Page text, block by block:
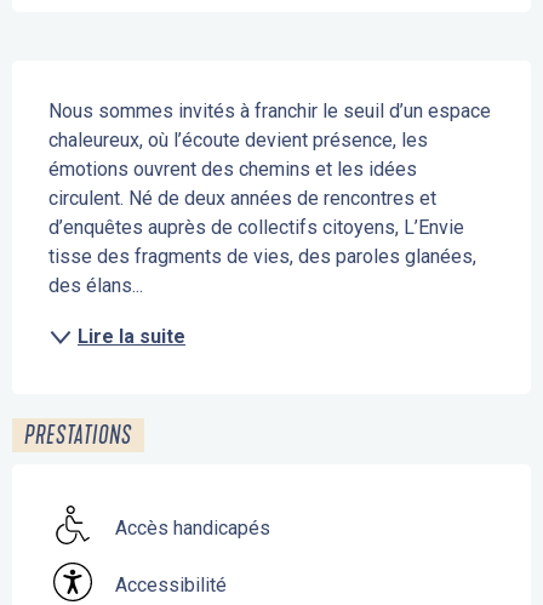
Nous sommes invités à franchir le seuil d’un espace
chaleureux, où l’écoute devient présence, les
émotions ouvrent des chemins et les idées
circulent. Né de deux années de rencontres et
d’enquêtes auprès de collectifs citoyens, L’Envie
tisse des fragments de vies, des paroles glanées,
des élans...
Lire la suite
PRESTATIONS
Accès handicapés
Accessibilité